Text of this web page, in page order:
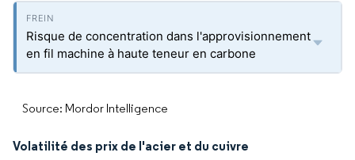
Risque de concentration dans l'approvisionnement
en fil machine à haute teneur en carbone
Source: Mordor Intelligence
Volatilité des prix de l'acier et du cuivre